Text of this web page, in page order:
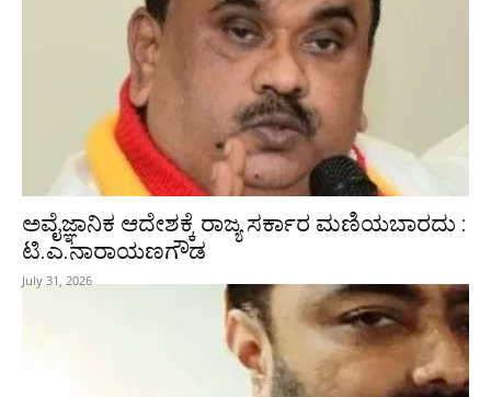
ಅವೈಜ್ಞಾನಿಕ ಆದೇಶಕ್ಕೆ ರಾಜ್ಯ ಸರ್ಕಾರ ಮಣಿಯಬಾರದು :
ಟಿ.ಎ.ನಾರಾಯಣಗೌಡ
July 31, 2026